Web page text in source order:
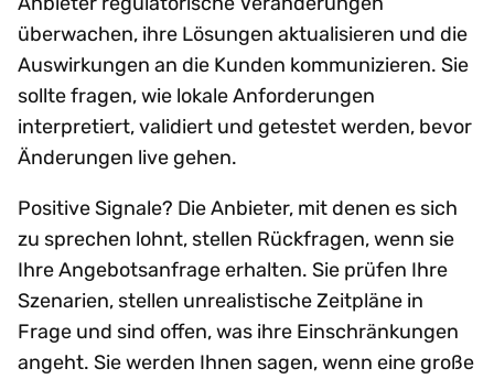
überwachen, ihre Lösungen aktualisieren und die
Auswirkungen an die Kunden kommunizieren. Sie
sollte fragen, wie lokale Anforderungen
interpretiert, validiert und getestet werden, bevor
Änderungen live gehen.
Positive Signale? Die Anbieter, mit denen es sich
zu sprechen lohnt, stellen Rückfragen, wenn sie
Ihre Angebotsanfrage erhalten. Sie prüfen Ihre
Szenarien, stellen unrealistische Zeitpläne in
Frage und sind offen, was ihre Einschränkungen
angeht. Sie werden Ihnen sagen, wenn eine große